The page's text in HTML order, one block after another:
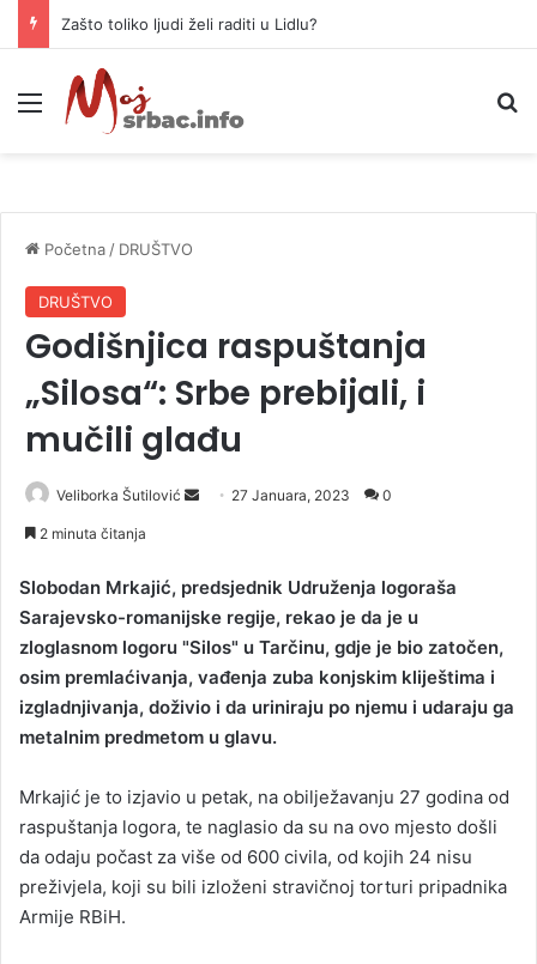
Zašto toliko ljudi želi raditi u Lidlu?
Meni
Početna / DRUŠTVO
DRUŠTVO
Godišnjica raspuštanja
„Silosa“: Srbe prebijali, i
mučili glađu
Veliborka Šutilović
d
a
n
27 Januara, 2023 0
2 minuta čitanja
Slobodan Mrkajić, predsjednik Udruženja logoraša
Sarajevsko-romanijske regije, rekao je da je u
zloglasnom logoru "Silos" u Tarčinu, gdje je bio zatočen,
osim premlaćivanja, vađenja zuba konjskim kliještima i
izgladnjivanja, doživio i da uriniraju po njemu i udaraju ga
metalnim predmetom u glavu.
Mrkajić je to izjavio u petak, na obilježavanju 27 godina od
raspuštanja logora, te naglasio da su na ovo mjesto došli
da odaju počast za više od 600 civila, od kojih 24 nisu
preživjela, koji su bili izloženi stravičnoj torturi pripadnika
Armije RBiH.